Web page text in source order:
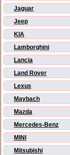
Jaguar
Jeep
KIA
Lamborghini
Lancia
Land Rover
Lexus
Maybach
Mazda
Mercedes-Benz
MINI
Mitsubishi